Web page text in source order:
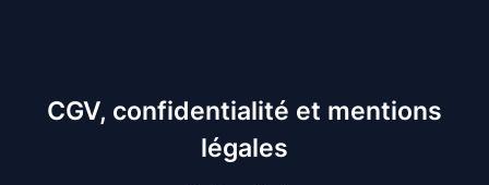
CGV, confidentialité et mentions
légales